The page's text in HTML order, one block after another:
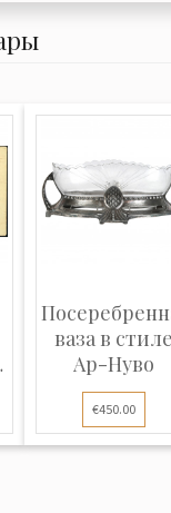
ваза в стиле
Ар-Нуво
€450.00